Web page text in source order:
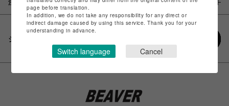
注意事項
シェアする
page before translation.
In addition, we do not take any responsibility for any direct or
indirect damage caused by using this service. Thank you for your
understanding in advance.
Switch language Cancel